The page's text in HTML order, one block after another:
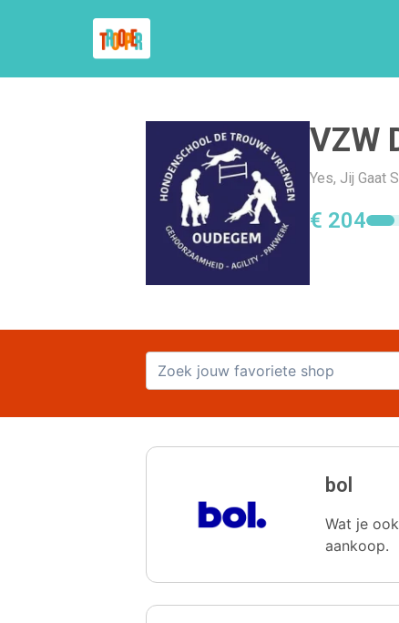
VZW
Yes, Jij Gaat
€ 204
bol
Wat je
aankoop.